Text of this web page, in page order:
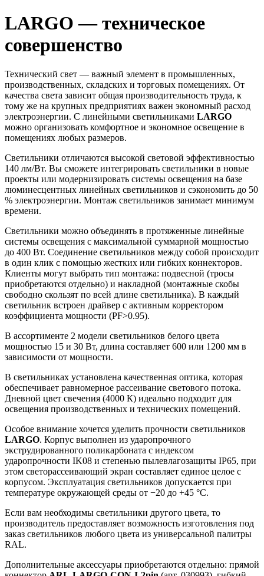
LARGO — техническое
совершенство
Технический свет — важный элемент в промышленных,
производственных, складских и торговых помещениях. От
качества света зависит общая производительность труда, к
тому же на крупных предприятиях важен экономный расход
электроэнергии. С линейными светильниками LARGO
можно организовать комфортное и экономное освещение в
помещениях любых размеров.
Светильники отличаются высокой световой эффективностью
140 лм/Вт. Вы сможете интегрировать светильники в новые
проекты или модернизировать системы освещения на базе
люминесцентных линейных светильников и сэкономить до 50
% электроэнергии. Монтаж светильников занимает минимум
времени.
Светильники можно объединять в протяженные линейные
системы освещения с максимальной суммарной мощностью
до 400 Вт. Соединение светильников между собой происходит
в один клик с помощью жестких или гибких коннекторов.
Клиенты могут выбрать тип монтажа: подвесной (тросы
приобретаются отдельно) и накладной (монтажные скобы
свободно скользят по всей длине светильника). В каждый
светильник встроен драйвер с активным корректором
коэффициента мощности (PF>0.95).
В ассортименте 2 модели светильников белого цвета
мощностью 15 и 30 Вт, длина составляет 600 или 1200 мм в
зависимости от мощности.
В светильниках установлена качественная оптика, которая
обеспечивает равномерное рассеивание светового потока.
Дневной цвет свечения (4000 К) идеально подходит для
освещения производственных и технических помещений.
Особое внимание хочется уделить прочности светильников
LARGO. Корпус выполнен из ударопрочного
экструдированного поликарбоната с индексом
ударопрочности IK08 и степенью пылевлагозащиты IP65, при
этом светорассеивающий экран составляет единое целое с
корпусом. Эксплуатация светильников допускается при
температуре окружающей среды от −20 до +45 °C.
Если вам необходимы светильники другого цвета, то
производитель предоставляет возможность изготовления под
заказ светильников любого цвета из универсальной палитры
RAL.
Дополнительные аксессуары приобретаются отдельно: прямой